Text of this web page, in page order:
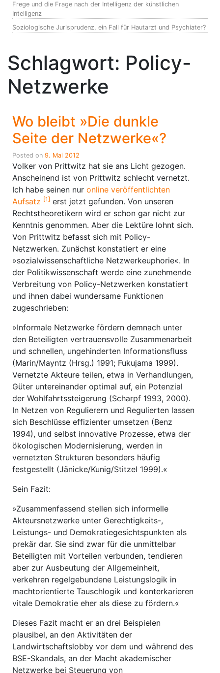
Frege und die Frage nach der Intelligenz der künstlichen
Intelligenz
Soziologische Jurisprudenz, ein Fall für Hautarzt und Psychiater?
Schlagwort: Policy-
Netzwerke
Wo bleibt »Die dunkle
Seite der Netzwerke«?
Posted on 9. Mai 2012
Volker von Prittwitz hat sie ans Licht gezogen.
Anscheinend ist von Prittwitz schlecht vernetzt.
Ich habe seinen nur online veröffentlichten
Aufsatz [1] erst jetzt gefunden. Von unseren
Rechtstheoretikern wird er schon gar nicht zur
Kenntnis genommen. Aber die Lektüre lohnt sich.
Von Prittwitz befasst sich mit Policy-
Netzwerken. Zunächst konstatiert er eine
»sozialwissenschaftliche Netzwerkeuphorie«. In
der Politikwissenschaft werde eine zunehmende
Verbreitung von Policy-Netzwerken konstatiert
und ihnen dabei wundersame Funktionen
zugeschrieben:
»Informale Netzwerke fördern demnach unter
den Beteiligten vertrauensvolle Zusammenarbeit
und schnellen, ungehinderten Informationsfluss
(Marin/Mayntz (Hrsg.) 1991; Fukujama 1999).
Vernetzte Akteure teilen, etwa in Verhandlungen,
Güter untereinander optimal auf, ein Potenzial
der Wohlfahrtssteigerung (Scharpf 1993, 2000).
In Netzen von Regulierern und Regulierten lassen
sich Beschlüsse effizienter umsetzen (Benz
1994), und selbst innovative Prozesse, etwa der
ökologischen Modernisierung, werden in
vernetzten Strukturen besonders häufig
festgestellt (Jänicke/Kunig/Stitzel 1999).«
Sein Fazit:
»Zusammenfassend stellen sich informelle
Akteursnetzwerke unter Gerechtigkeits-,
Leistungs- und Demokratiegesichtspunkten als
prekär dar. Sie sind zwar für die unmittelbar
Beteiligten mit Vorteilen verbunden, tendieren
aber zur Ausbeutung der Allgemeinheit,
verkehren regelgebundene Leistungslogik in
machtorientierte Tauschlogik und konterkarieren
vitale Demokratie eher als diese zu fördern.«
Dieses Fazit macht er an drei Beispielen
plausibel, an den Aktivitäten der
Landwirtschaftslobby vor dem und während des
BSE-Skandals, an der Macht akademischer
Netzwerke bei Steuerung von